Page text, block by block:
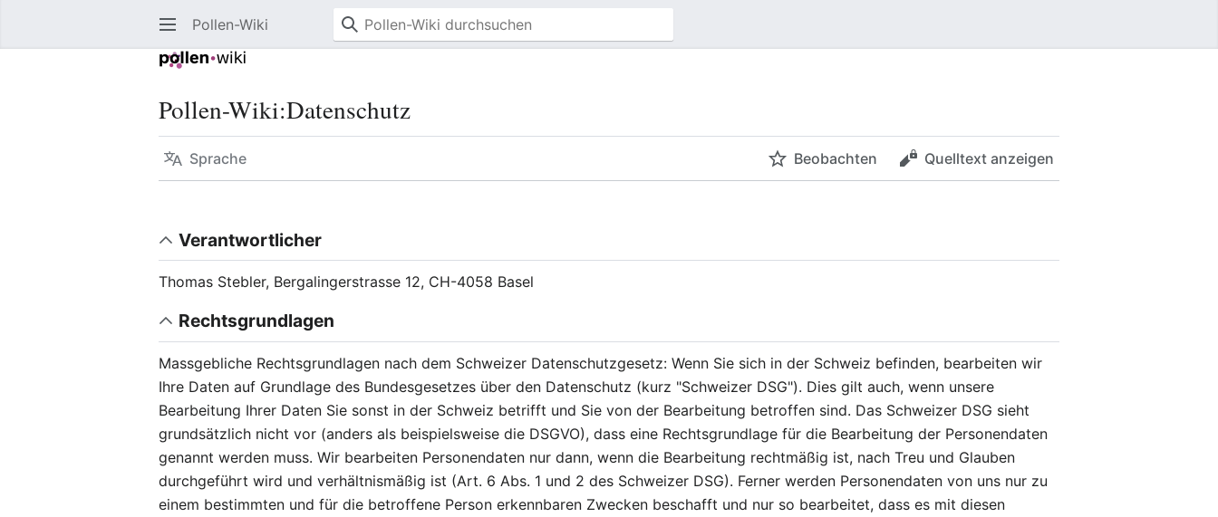
Pollen-Wiki
Pollen-Wiki:Datenschutz
Sprache Beobachten Quelltext anzeigen
Verantwortlicher
Thomas Stebler, Bergalingerstrasse 12, CH-4058 Basel
Rechtsgrundlagen
Massgebliche Rechtsgrundlagen nach dem Schweizer Datenschutzgesetz: Wenn Sie sich in der Schweiz befinden, bearbeiten wir
Ihre Daten auf Grundlage des Bundesgesetzes über den Datenschutz (kurz "Schweizer DSG"). Dies gilt auch, wenn unsere
Bearbeitung Ihrer Daten Sie sonst in der Schweiz betrifft und Sie von der Bearbeitung betroffen sind. Das Schweizer DSG sieht
grundsätzlich nicht vor (anders als beispielsweise die DSGVO), dass eine Rechtsgrundlage für die Bearbeitung der Personendaten
genannt werden muss. Wir bearbeiten Personendaten nur dann, wenn die Bearbeitung rechtmäßig ist, nach Treu und Glauben
durchgeführt wird und verhältnismäßig ist (Art. 6 Abs. 1 und 2 des Schweizer DSG). Ferner werden Personendaten von uns nur zu
einem bestimmten und für die betroffene Person erkennbaren Zwecken beschafft und nur so bearbeitet, dass es mit diesen